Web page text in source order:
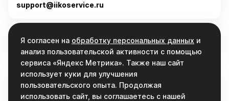
support@iikoservice.ru
График работы
Пн-Пт, 9:00 - 19:00
Связаться
info@iikoservice.ru
Я согласен на обработку персональных данных и
анализ пользовательской активности с помощью
сервиса «Яндекс Метрика». Также наш сайт
использует куки для улучшения
пользовательского опыта. Продолжая
использовать сайт, вы соглашаетесь с нашей